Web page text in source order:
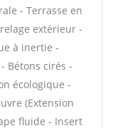
- Terrasse en
extérieur -
à inertie -
Bétons cirés -
écologique -
(Extension
fluide - Insert